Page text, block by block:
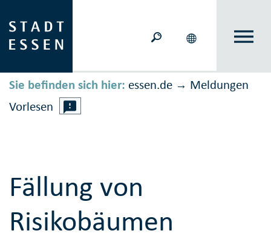
Sie befinden sich hier: essen.de → Meldungen
Vorlesen
Fällung von
Risikobäumen